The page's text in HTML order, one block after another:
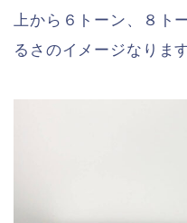
上から６トーン、８ト
るさのイメージなります